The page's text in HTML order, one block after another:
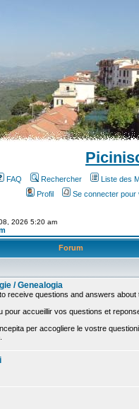
FAQ Rechercher Liste des
Profil
Se connecter
2026 5:20 am
Forum
/ Genealogia
receive questions and answers about
pour accueillir vos questions et
per accogliere le vostre